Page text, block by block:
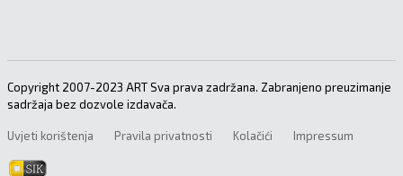
Copyright 2007-2023 ART Sva prava zadržana. Zabranjeno preuzimanje
sadržaja bez dozvole izdavača.
Uvjeti korištenja Pravila privatnosti Kolačići Impressum